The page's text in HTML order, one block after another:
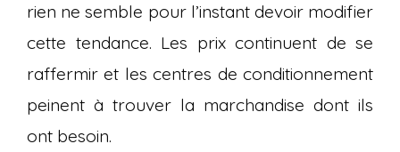
rien ne semble pour l’instant devoir modifier
cette tendance. Les prix continuent de se
raffermir et les centres de conditionnement
peinent à trouver la marchandise dont ils
ont besoin.